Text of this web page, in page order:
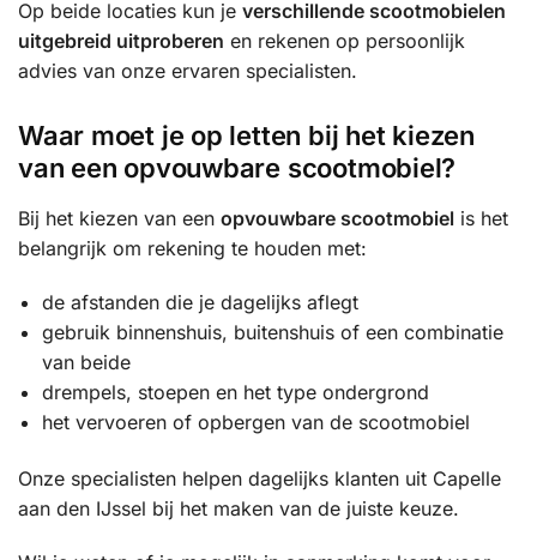
Op beide locaties kun je verschillende scootmobielen
uitgebreid uitproberen en rekenen op persoonlijk
advies van onze ervaren specialisten.
Waar moet je op letten bij het kiezen
van een opvouwbare scootmobiel?
Bij het kiezen van een opvouwbare scootmobiel is het
belangrijk om rekening te houden met:
de afstanden die je dagelijks aflegt
gebruik binnenshuis, buitenshuis of een combinatie
van beide
drempels, stoepen en het type ondergrond
het vervoeren of opbergen van de scootmobiel
Onze specialisten helpen dagelijks klanten uit Capelle
aan den IJssel bij het maken van de juiste keuze.